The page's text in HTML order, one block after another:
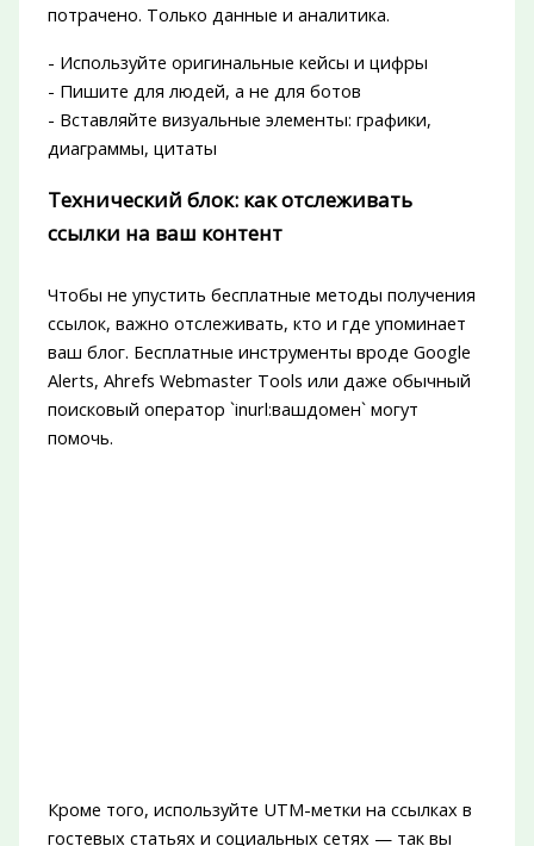
потрачено. Только данные и аналитика.
- Используйте оригинальные кейсы и цифры
- Пишите для людей, а не для ботов
- Вставляйте визуальные элементы: графики,
диаграммы, цитаты
Технический блок: как отслеживать
ссылки на ваш контент
Чтобы не упустить бесплатные методы получения
ссылок, важно отслеживать, кто и где упоминает
ваш блог. Бесплатные инструменты вроде Google
Alerts, Ahrefs Webmaster Tools или даже обычный
поисковый оператор `inurl:вашдомен` могут
помочь.
Кроме того, используйте UTM-метки на ссылках в
гостевых статьях и социальных сетях — так вы